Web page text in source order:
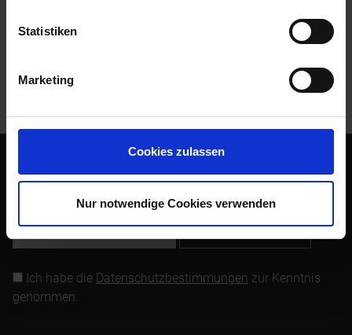
Statistiken
Marketing
Cookies zulassen
Nur notwendige Cookies verwenden
Abonnieren Sie den kostenlosen Newsletter und verpassen
Ich habe die Datenschutzbestimmungen zur Kenntnis
genommen.